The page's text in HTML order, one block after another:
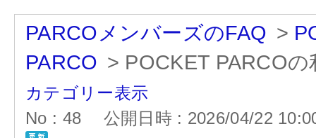
PARCOメンバーズのFAQ >
PARCO > POCKET PARCO
カテゴリー表示
No : 48
公開日時 : 2026/04/22